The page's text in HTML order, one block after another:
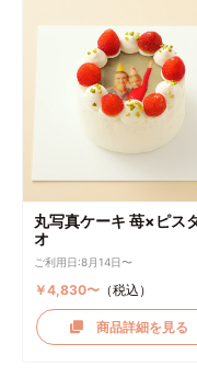
丸写真ケーキ 苺×ピス
オ
ご利用日:8月14日〜
￥4,830〜（税込）
商品詳細を見る